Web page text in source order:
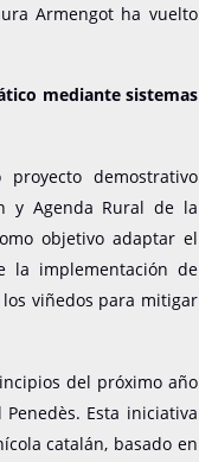
Armengot ha vuelto
mediante sistemas
demostrativo
y Agenda Rural de la
objetivo adaptar el
la implementación de
viñedos para mitigar
del próximo año
Esta iniciativa
catalán, basado en